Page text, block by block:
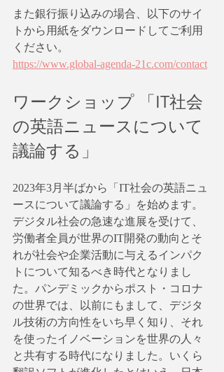
また銀行振り込みの場合、以下のサイ
トから用紙をダウンロードしてご利用
ください。
https://www.global-agenda-21c.com/contact
ワークショップ 「IT社会
の英語ニュースについて
議論する」
2023年3月半ばから「IT社会の英語ニュ
ースについて議論する」を始めます。
デジタル社会の急速な進展を受けて、
労働者全員が世界のIT開発の動向とそ
れが社会や企業活動に与えるインパク
トについて知るべき時代となりまし
た。パンデミックからポスト・コロナ
の世界では、以前にもまして、デジタ
ル技術の方向性をいち早く知り、それ
を使ったイノベーションを世界の人々
と共有する時代になりました。いくら